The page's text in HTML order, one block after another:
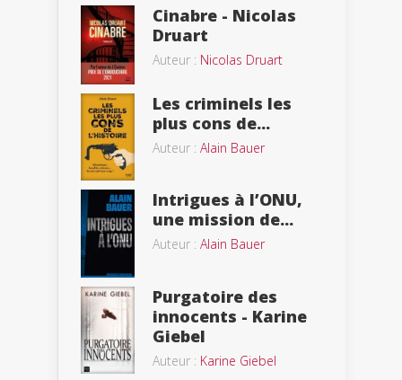
Cinabre - Nicolas
Druart
Auteur : Nicolas Druart
Les criminels les
plus cons de...
Auteur : Alain Bauer
Intrigues à l’ONU,
une mission de...
Auteur : Alain Bauer
Purgatoire des
innocents - Karine
Giebel
Auteur : Karine Giebel